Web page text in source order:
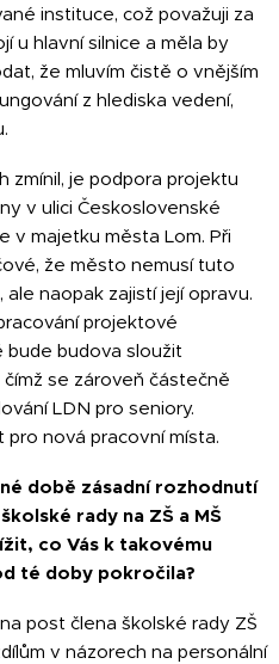
instituce, což považuji za
u hlavní silnice a měla by
že mluvím čistě o vnějším
z hlediska vedení,
zmínil, je podpora projektu
v ulici Československé
v majetku města Lom. Při
že město nemusí tuto
naopak zajistí její opravu.
projektové
budova sloužit
se zároveň částečně
LDN pro seniory.
nová pracovní místa.
době zásadní rozhodnutí
rady na ZŠ a MŠ
co Vás k takovému
té doby pokročila?
post člena školské rady ZŠ
v názorech na personální